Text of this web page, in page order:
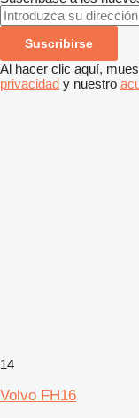
Suscribirse
Al hacer clic aquí,
privacidad y nuestro
14
Volvo FH16